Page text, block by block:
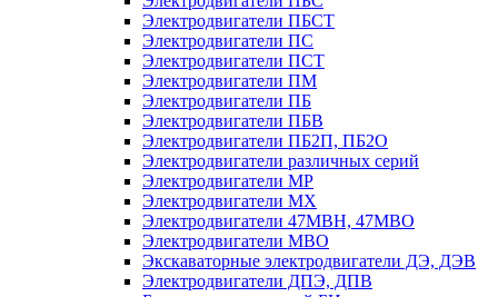
Электродвигатели ПБСТ
Электродвигатели ПС
Электродвигатели ПСТ
Электродвигатели ПМ
Электродвигатели ПБ
Электродвигатели ПБВ
Электродвигатели ПБ2П, ПБ2О
Электродвигатели различных серий
Электродвигатели МР
Электродвигатели MX
Электродвигатели 47MBH, 47МВО
Электродвигатели MBO
Экскаваторные электродвигатели ДЭ, ДЭВ
Электродвигатели ДПЭ, ДПВ